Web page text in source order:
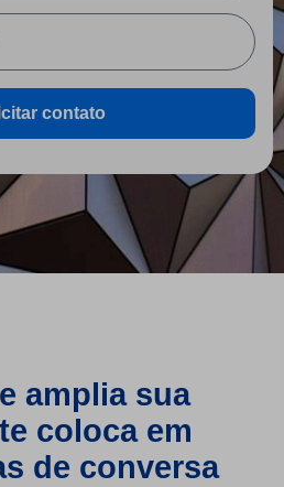
contato
amplia sua
coloca em
de conversa